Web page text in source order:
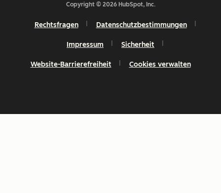
Copyright © 2026 HubSpot, Inc.
Rechtsfragen Datenschutzbestimmungen
Impressum Sicherheit
Website-Barrierefreiheit Cookies verwalten